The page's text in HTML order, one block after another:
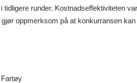
tidligere runder. Kostnadseffektiviteten
oppmerksom på at konkurransen kan